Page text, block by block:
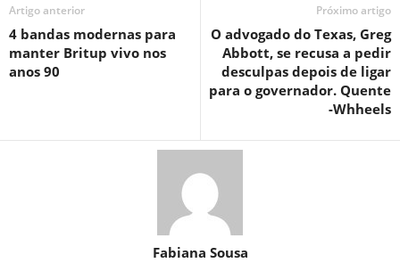
Artigo anterior
4 bandas modernas para
manter Britup vivo nos
anos 90
Próximo artigo
O advogado do Texas, Greg
Abbott, se recusa a pedir
desculpas depois de ligar
para o governador. Quente
-Whheels
Fabiana Sousa